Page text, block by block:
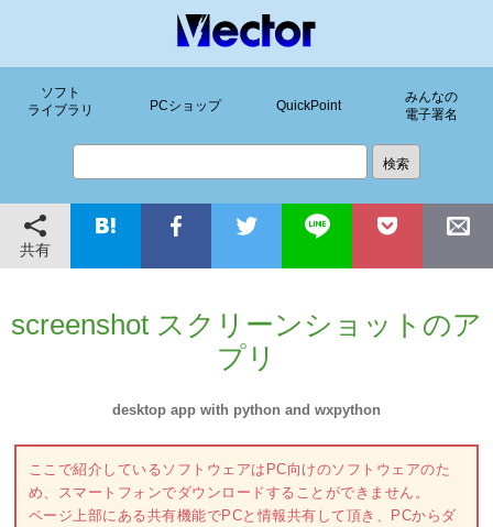
ソフト
ライブラリ
PCショップ QuickPoint
みんなの
電子署名
共有
screenshot スクリーンショットのア
プリ
desktop app with python and wxpython
ここで紹介しているソフトウェアはPC向けのソフトウェアのた
め、スマートフォンでダウンロードすることができません。
ページ上部にある共有機能でPCと情報共有して頂き、PCからダ